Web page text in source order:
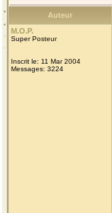
Auteur
M.O.P.
Super Posteur
Inscrit le: 11 Mar 2004
Messages: 3224